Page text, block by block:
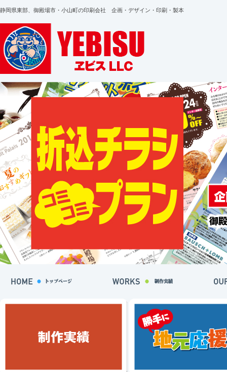
静岡県東部、御殿場市・小山町の印刷会社 企画・デザイン・印刷・製本